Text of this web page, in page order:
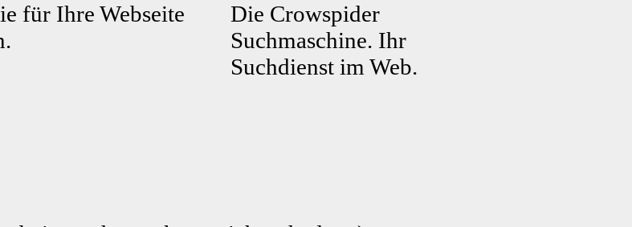
für Ihre Webseite
Die Crowspider
Suchmaschine. Ihr
Suchdienst im Web.